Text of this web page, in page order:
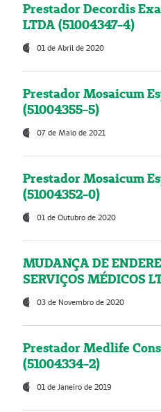
Prestador Decordis
LTDA (51004347-4)
01 de Abril de 2020
Prestador Mosaicum
(51004355-5)
07 de Maio de 2021
Prestador Mosaicum
(51004352-0)
01 de Outubro de 2020
MUDANÇA DE
SERVIÇOS MÉDICOS
03 de Novembro de 2020
Prestador Medlife
(51004334-2)
01 de Janeiro de 2019